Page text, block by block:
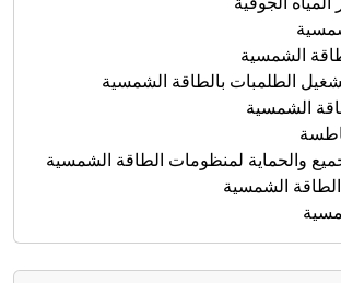
الشمسية
الطلمبات بالطاقة الشمسية
الشمسية
والحماية لمنظومات الطاقة الشمسية
الشمسية